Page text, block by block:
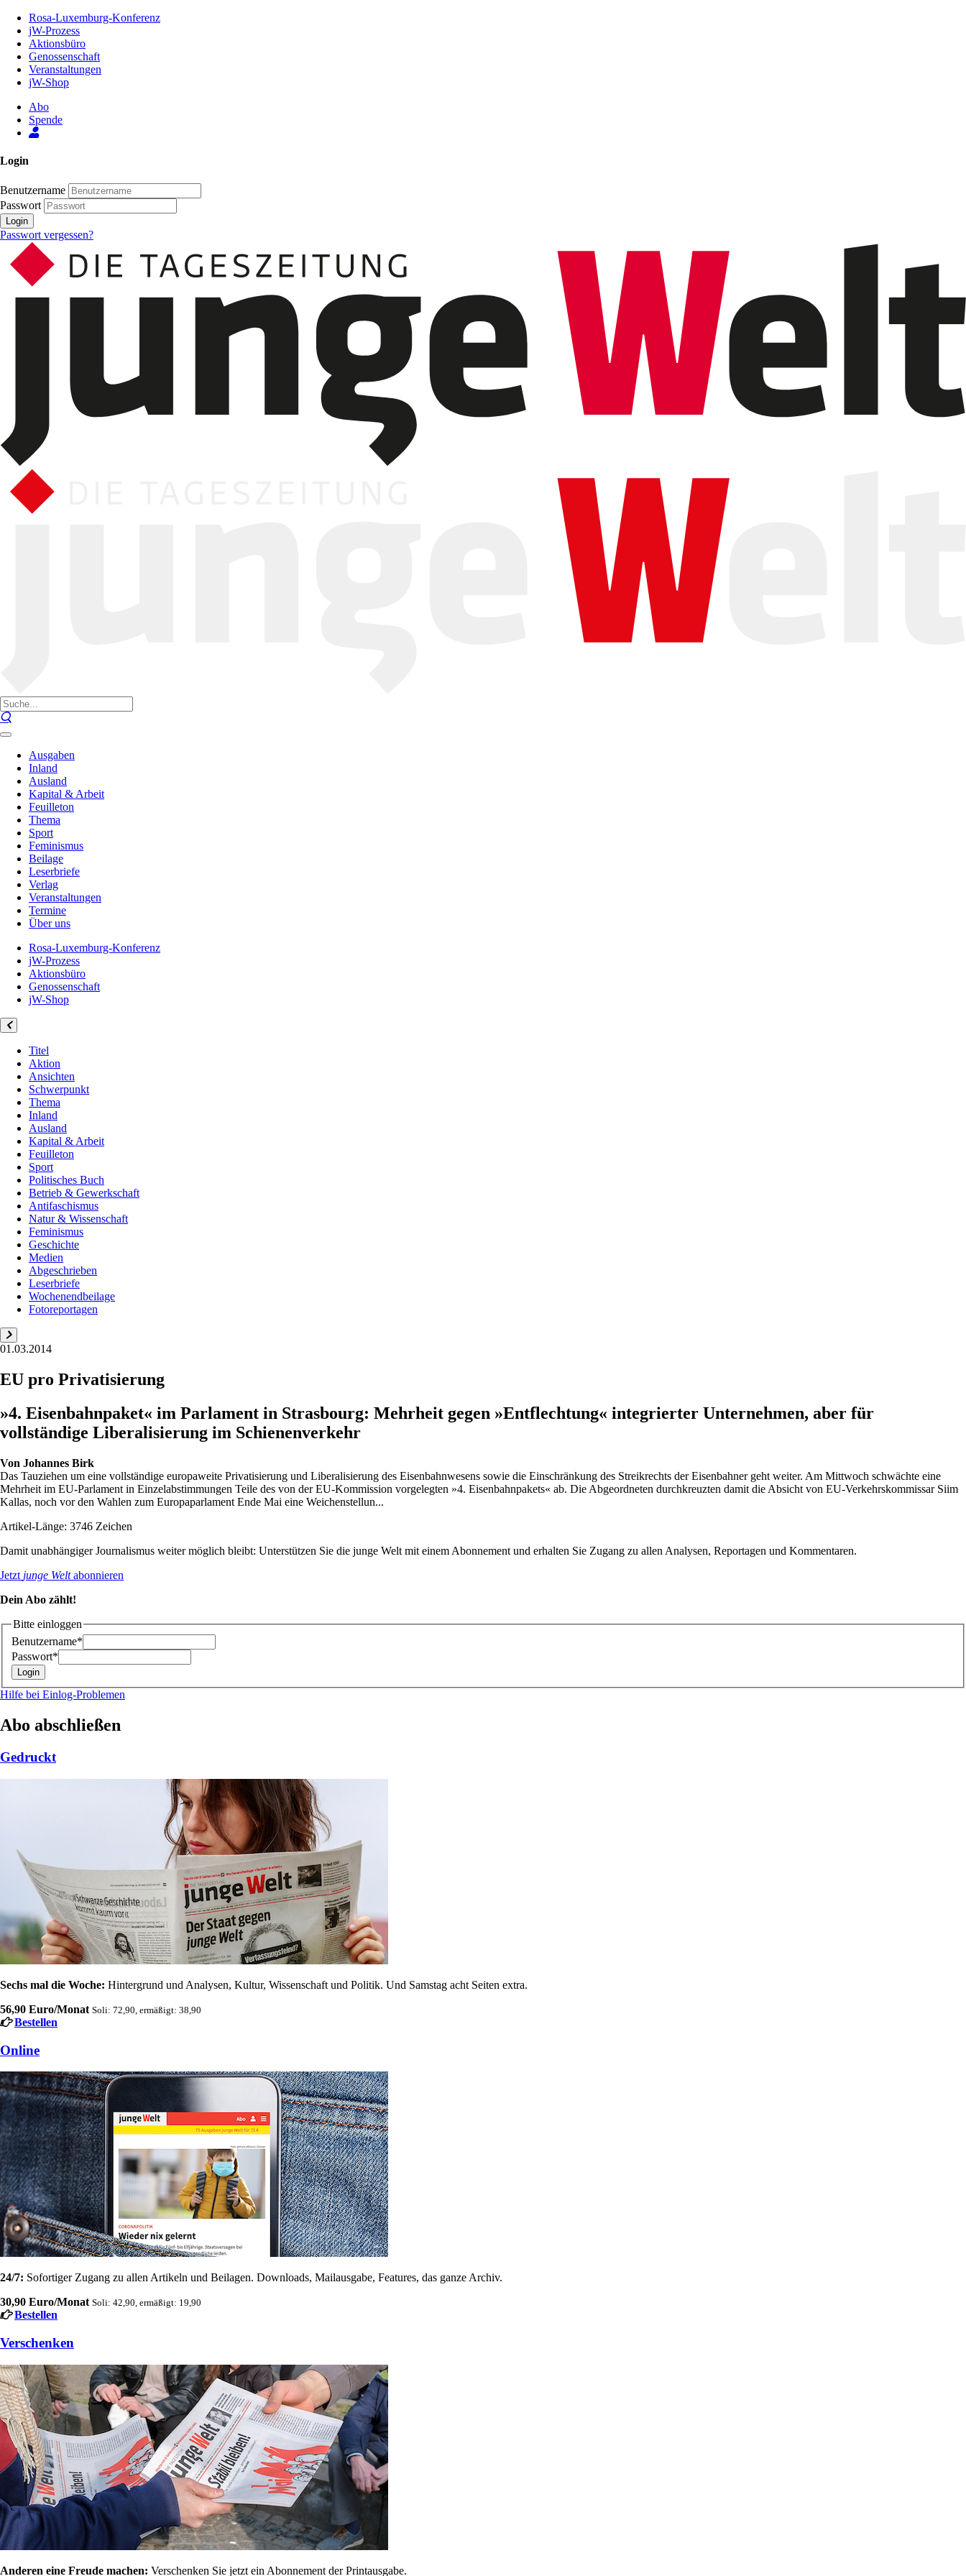
Inhalt
Seite
Rosa-Luxemburg-Konferenz
jW-Prozess
Aktionsbüro
Genossenschaft
Veranstaltungen
jW-Shop
Abo
Spende
Login
Benutzername
Passwort
Login
Passwort vergessen?
Ausgaben
Inland
Ausland
Kapital & Arbeit
Feuilleton
Thema
Sport
Feminismus
Beilage
Leserbriefe
Verlag
Veranstaltungen
Termine
Über uns
Rosa-Luxemburg-Konferenz
jW-Prozess
Aktionsbüro
Genossenschaft
jW-Shop
Titel
Aktion
Ansichten
Schwerpunkt
Thema
Inland
Ausland
Kapital & Arbeit
Feuilleton
Sport
Politisches Buch
Betrieb & Gewerkschaft
Antifaschismus
Natur & Wissenschaft
Feminismus
Geschichte
Medien
Abgeschrieben
Leserbriefe
Wochenendbeilage
Fotoreportagen
01.03.2014
EU pro Privatisierung
»4. Eisenbahnpaket« im Parlament in Strasbourg: Mehrheit gegen »Entflechtung« integrierter Unternehmen, aber für
vollständige Liberalisierung im Schienenverkehr
Von Johannes Birk
Das Tauziehen um eine vollständige europaweite Privatisierung und Liberalisierung des Eisenbahnwesens sowie die Einschränkung des Streikrechts der Eisenbahner geht weiter. Am Mittwoch schwächte eine
Mehrheit im EU-Parlament in Einzelabstimmungen Teile des von der EU-Kommission vorgelegten »4. Eisenbahnpakets« ab. Die Abgeordneten durchkreuzten damit die Absicht von EU-Verkehrskommissar Siim
Kallas, noch vor den Wahlen zum Europaparlament Ende Mai eine Weichenstellun...
Artikel-Länge: 3746 Zeichen
Damit unabhängiger Journalismus weiter möglich bleibt: Unterstützen Sie die junge Welt mit einem Abonnement und erhalten Sie Zugang zu allen Analysen, Reportagen und Kommentaren.
Jetzt junge Weltabonnieren
Dein Abo zählt!
Bitte einloggen
Benutzername*
Passwort*
Hilfe bei Einlog-Problemen
Abo abschließen
Gedruckt
Sechs mal die Woche: Hintergrund und Analysen, Kultur, Wissenschaft und Politik. Und Samstag acht Seiten extra.
56,90 Euro/Monat Soli: 72,90, ermäßigt: 38,90
Bestellen
Online
24/7: Sofortiger Zugang zu allen Artikeln und Beilagen. Downloads, Mailausgabe, Features, das ganze Archiv.
30,90 Euro/Monat Soli: 42,90, ermäßigt: 19,90
Bestellen
Verschenken
Anderen eine Freude machen: Verschenken Sie jetzt ein Abonnement der Printausgabe.